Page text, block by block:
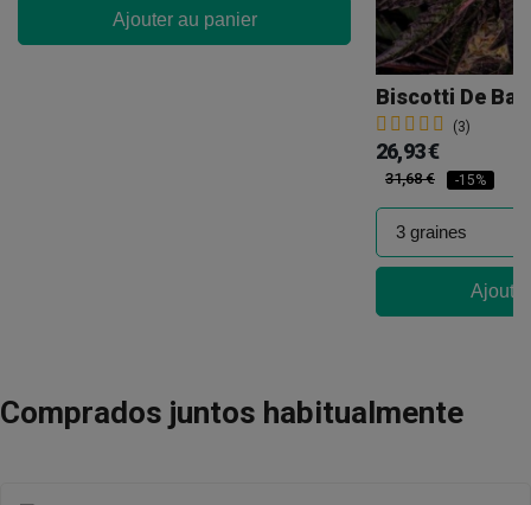
Ajouter au panier
Biscotti De
(3)
26,93 €
31,68 € -15%
Comprados juntos habitualmente